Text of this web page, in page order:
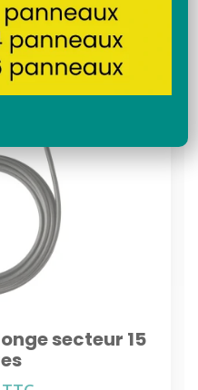
Recherche
secteur 15